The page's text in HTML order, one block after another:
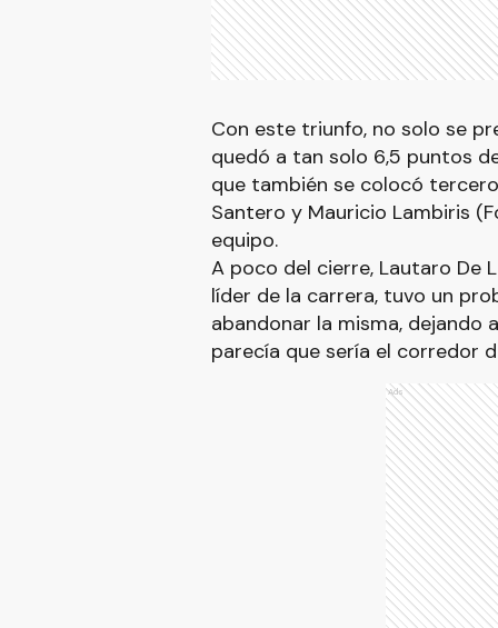
Con este triunfo, no solo se
quedó a tan solo 6,5 puntos
que también se colocó
Santero y Mauricio Lambiris
equipo.
A poco del cierre, Lautaro De
líder de la carrera, tuvo un
abandonar la misma, dejando
parecía que sería el corredor
Ads